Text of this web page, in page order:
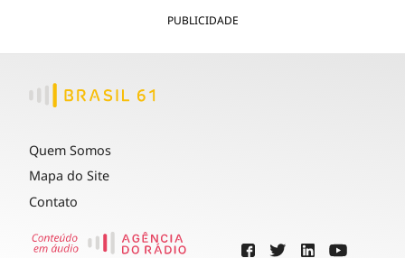
PUBLICIDADE
Quem Somos
Mapa do Site
Contato